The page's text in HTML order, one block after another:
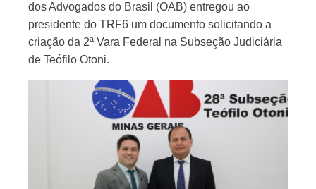
dos Advogados do Brasil (OAB) entregou ao
presidente do TRF6 um documento solicitando a
criação da 2ª Vara Federal na Subseção Judiciária
de Teófilo Otoni.